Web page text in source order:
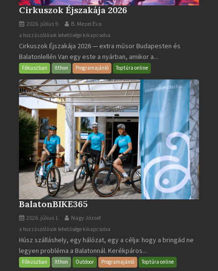
Cirkuszok Éjszakája 2026
2026. július 9. B. Mezei Éva
Cirkuszok
Éjszakája
2026
bejegyzéshez
a hozzászólások lehetősége kikapcsolva
Cirkuszok Éjszakája 2026 — extra műsor Budapesten és
Balatonlellén Van egy este a nyárban, amikor a...
Fókuszban Itthon Programajánló Toptúra online
BalatonBIKE365
2026. július 1. Nagy József
BalatonBIKE365
bejegyzéshez
a hozzászólások lehetősége kikapcsolva
Húsz szálláshely, egy hálózat, egy a célja: hogy a bringád ne
legyen probléma a Balatonnál. Kerékpáros...
Fókuszban Itthon Outdoor Programajánló Toptúra online